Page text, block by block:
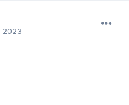
2023